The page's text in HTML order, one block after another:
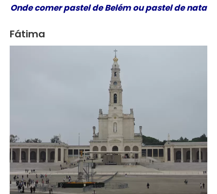
Onde comer pastel de Belém ou pastel de nata
Fátima